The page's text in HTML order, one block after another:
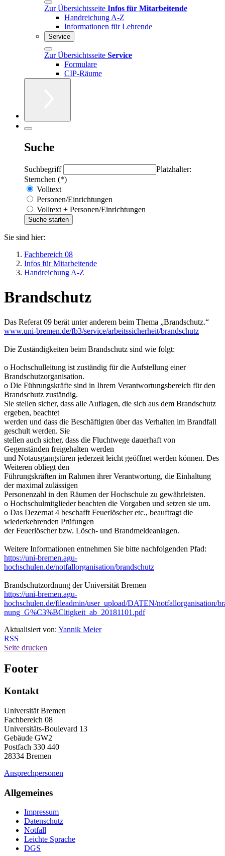
Zur Übersichtsseite Infos für Mitarbeitende
Handreichung A-Z
Informationen für Lehrende
Service
Zur Übersichtsseite Service
Formulare
CIP-Räume
Suche
Suchbegriff
Platzhalter:
Sternchen (*)
Volltext
Personen/Einrichtungen
Volltext + Personen/Einrichtungen
Sie sind hier:
Fachbereich 08
Infos für Mitarbeitende
Handreichung A-Z
Brandschutz
Das Referat 09 berät unter anderem beim Thema „Brandschutz.“
www.uni-bremen.de/fb3/service/arbeitssicherheit/brandschutz
Die Zuständigkeiten beim Brandschutz sind wie folgt:
o Hochschulleitung ist zuständig für die Aufstellung einer
Brandschutzorganisation.
o Die Führungskräfte sind in Ihrem Verantwortungsbereich für den
Brandschutz zuständig.
Sie stellen sicher, dass alle Auflagen, die sich aus dem Brandschutz
ergeben, beachtet
werden und dass die Beschäftigten über das Verhalten im Brandfall
geschult werden. Sie
stellen auch sicher, dass die Fluchtwege dauerhaft von
Gegenständen freigehalten werden
und Notausgangstüren jederzeit leicht geöffnet werden können. Des
Weiteren obliegt den
Führungskräften im Rahmen ihrer Verantwortung, die Einhaltung
der maximal zulässigen
Personenzahl in den Räumen der Hochschule zu gewährleisten.
o Hochschulmitglieder beachten die Vorgaben und setzen sie um.
o Das Dezernat 4 beschafft Feuerlöscher etc., beauftragt die
wiederkehrenden Prüfungen
der Feuerlöscher bzw. Lösch- und Brandmeldeanlagen.
Weitere Informationen entnehmen Sie bitte nachfolgenden Pfad:
https://uni-bremen.agu-
hochschulen.de/notfallorganisation/brandschutz
Brandschutzordnung der Universität Bremen
https://uni-bremen.agu-
hochschulen.de/fileadmin/user_upload/DATEN/notfallorganisation/
nung_G%C3%BCltigkeit_ab_20181101.pdf
Aktualisiert von: Yannik Meier
RSS
Seite drucken
Footer
Kontakt
Universität Bremen
Fachbereich 08
Universitäts-Boulevard 13
Gebäude GW2
Postfach 330 440
28334 Bremen
Ansprechpersonen
Allgemeines
Impressum
Datenschutz
Notfall
Leichte Sprache
DGS